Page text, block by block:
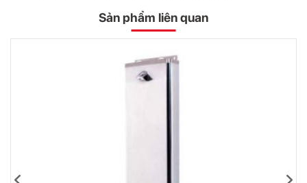
Sản phẩm liên quan